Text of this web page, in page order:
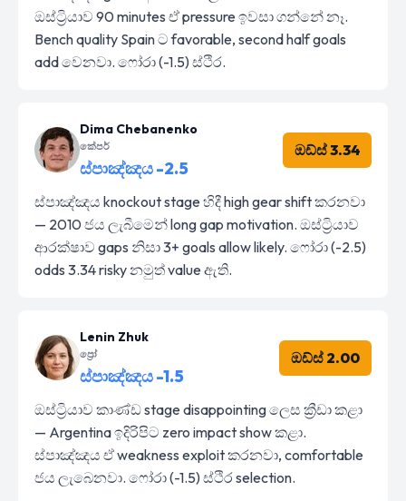
ඔස්ට්‍රියාව 90 minutes ඒ pressure ඉවසා ගන්නේ නෑ.
Bench quality Spain ට favorable, second half goals
add වෙනවා. ෆෝරා (-1.5) ස්ථිර.
Dima Chebanenko
කේපර්
ස්පාඤ්ඤය -2.5
ඔඩ්ස් 3.34
ස්පාඤ්ඤය knockout stage හිදී high gear shift කරනවා
— 2010 ජය ලැබීමෙන් long gap motivation. ඔස්ට්‍රියාව
ආරක්ෂාව gaps නිසා 3+ goals allow likely. ෆෝරා (-2.5)
odds 3.34 risky නමුත් value ඇති.
Lenin Zhuk
ප්‍රෝ
ස්පාඤ්ඤය -1.5
ඔඩ්ස් 2.00
ඔස්ට්‍රියාව කාණ්ඩ stage disappointing ලෙස ක්‍රීඩා කළා
— Argentina ඉදිරිපිට zero impact show කළා.
ස්පාඤ්ඤය ඒ weakness exploit කරනවා, comfortable
ජය ලැබෙනවා. ෆෝරා (-1.5) ස්ථිර selection.